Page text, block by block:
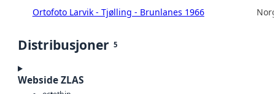
Ortofoto Larvik - Tjølling - Brunlanes 1966
Distribusjoner 5
Webside ZLAS